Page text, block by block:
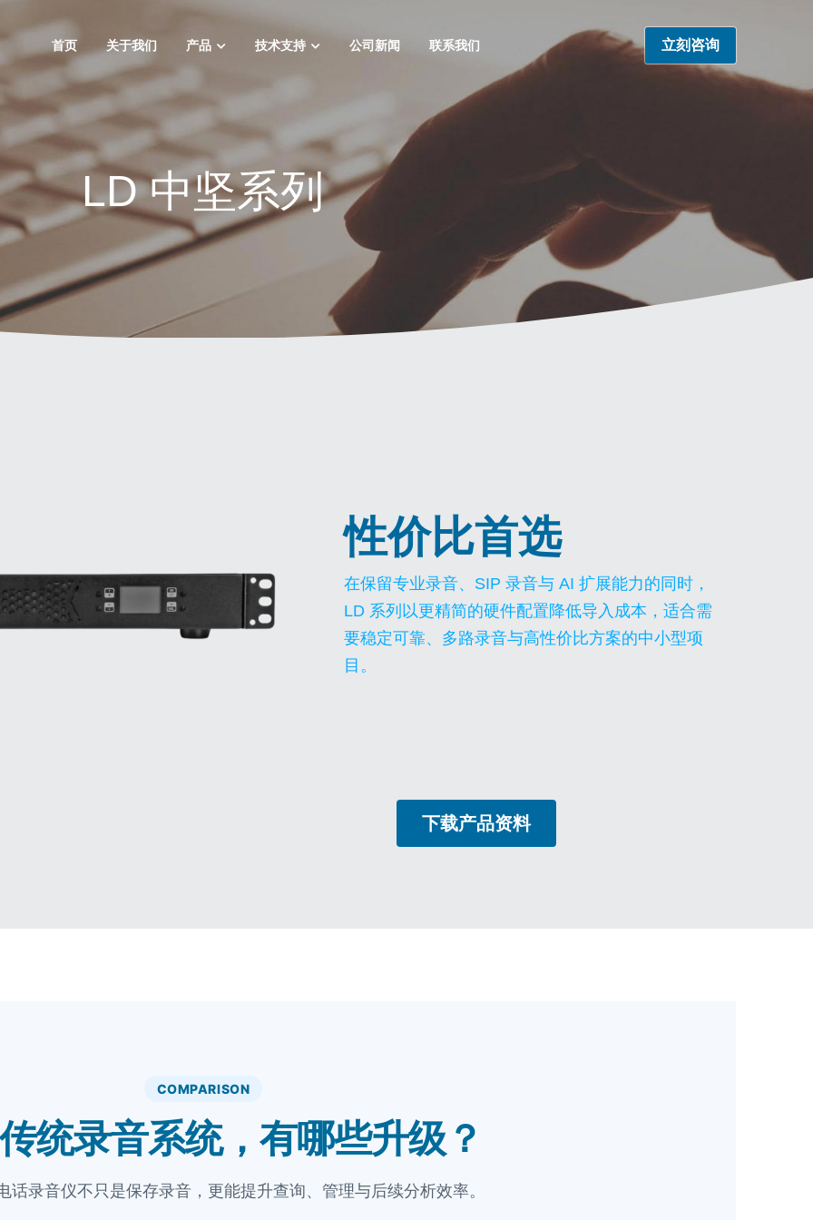
首页 关于我们 产品 技术支持 公司新闻 联系我们 立刻咨询
LD 中坚系列
性价比首选
在保留专业录音、SIP 录音与 AI 扩展能力的同时，
LD 系列以更精简的硬件配置降低导入成本，适合需
要稳定可靠、多路录音与高性价比方案的中小型项
目。
下载产品资料